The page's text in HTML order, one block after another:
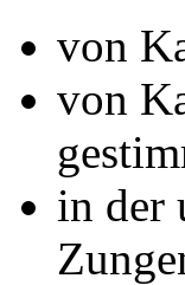
von
von
in der